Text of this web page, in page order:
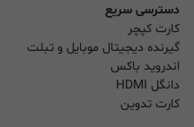
دسترسی سریع
کارت کپچر
گیرنده دیجیتال موبایل و تبلت
اندروید باکس
دانگل HDMI
کارت تدوین